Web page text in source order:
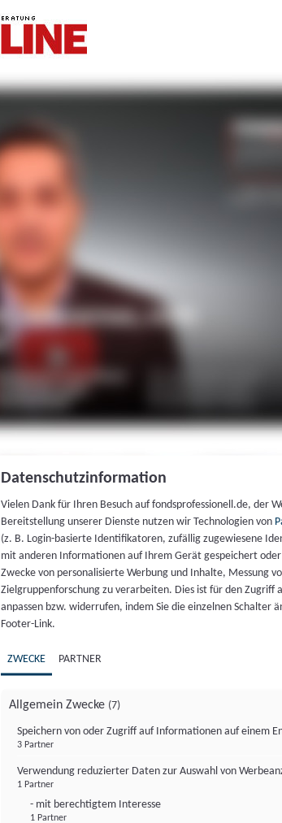
Datenschutzinformation
Vielen Dank für Ihren Besuch auf fondsprofessionell.de, der
Bereitstellung unserer Dienste nutzen wir Technologien von
(z. B. Login-basierte Identifikatoren, zufällig zugewiesene
mit anderen Informationen auf Ihrem Gerät gespeichert
Zwecke von personalisierte Werbung und Inhalte, Messung
Zielgruppenforschung zu verarbeiten. Dies ist für den
anpassen bzw. widerrufen, indem Sie die einzelnen
Footer-Link.
ZWECKE PARTNER
Allgemein Zwecke (7)
Speichern von oder Zugriff auf Informationen auf einem
3 Partner
Verwendung reduzierter Daten zur Auswahl von
1 Partner
- mit berechtigtem Interesse
1 Partner